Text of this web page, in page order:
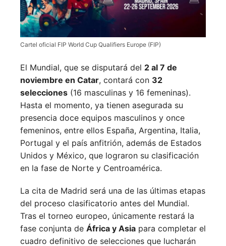
Cartel oficial FIP World Cup Qualifiers Europe (FIP)
El Mundial, que se disputará del 2 al 7 de
noviembre en Catar, contará con 32
selecciones (16 masculinas y 16 femeninas).
Hasta el momento, ya tienen asegurada su
presencia doce equipos masculinos y once
femeninos, entre ellos España, Argentina, Italia,
Portugal y el país anfitrión, además de Estados
Unidos y México, que lograron su clasificación
en la fase de Norte y Centroamérica.
La cita de Madrid será una de las últimas etapas
del proceso clasificatorio antes del Mundial.
Tras el torneo europeo, únicamente restará la
fase conjunta de África y Asia para completar el
cuadro definitivo de selecciones que lucharán